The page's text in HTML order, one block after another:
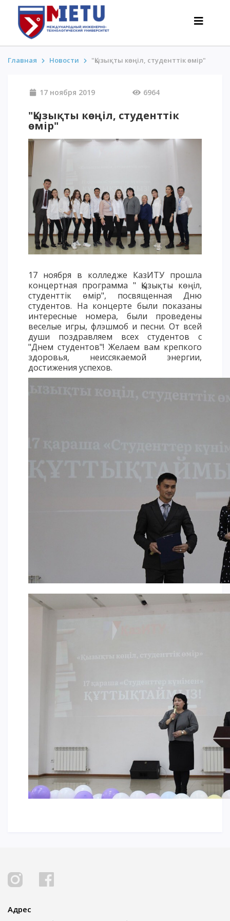
АБИТУРИЕНТАМ
Все о поступлении
Гранты
АнтиОлимпиада
Стоимость обучения
Скидки и льготы
Меньше 50 баллов/Без ЕНТ
ИНТЕРЕСНОЕ
Напутствие
Проживание и общежития
Кампус-тур
International studying
METU Courses
ОБРАЗОВАТЕЛЬНЫЕ ПРОГРАММЫ
Колледж
Очное с применением дистанционных технологий
ОПЛАТИТЬ ОБУЧЕНИЕ
Главная Новости "Қызықты көңіл, студенттік өмір"
17 ноября 2019 6964
"Қызықты көңіл, студенттік
өмір"
17 ноября в колледже КазИТУ прошла
концертная программа " Қызықты көңіл,
студенттік өмір", посвященная Дню
студентов. На концерте были показаны
интересные номера, были проведены
веселые игры, флэшмоб и песни. От всей
души поздравляем всех студентов с
"Днем студентов"! Желаем вам крепкого
здоровья, неиссякаемой энергии,
достижения успехов.
Адрес